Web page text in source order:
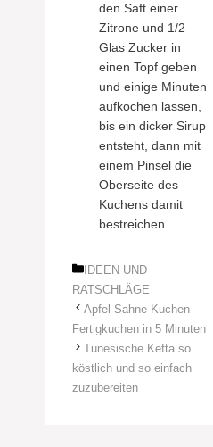
den Saft einer
Zitrone und 1/2
Glas Zucker in
einen Topf geben
und einige Minuten
aufkochen lassen,
bis ein dicker Sirup
entsteht, dann mit
einem Pinsel die
Oberseite des
Kuchens damit
bestreichen.
Kategorien
IDEEN UND
RATSCHLÄGE
Apfel-Sahne-Kuchen –
Fertigkuchen in 5 Minuten
Tunesische Kefta so
köstlich und so einfach
zuzubereiten